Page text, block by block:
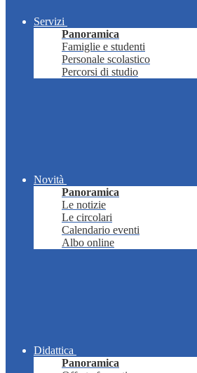
Servizi
Panoramica
Famiglie e studenti
Personale scolastico
Percorsi di studio
Novità
Panoramica
Le notizie
Le circolari
Calendario eventi
Albo online
Didattica
Panoramica